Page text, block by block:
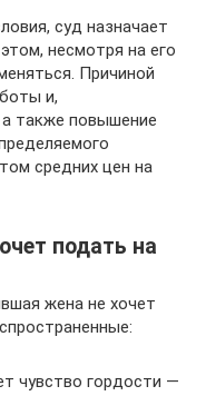
суд назначает
несмотря на его
Причиной
и,
также повышение
средних цен на
подать на
жена не хочет
чувство гордости —